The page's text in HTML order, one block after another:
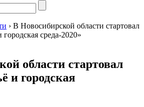
› В Новосибирской области стартовал
среда-2020»
области стартовал
и городская